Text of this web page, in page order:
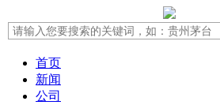
首页
新闻
公司